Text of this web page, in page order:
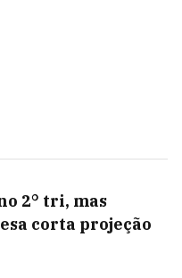
2° tri, mas
corta projeção